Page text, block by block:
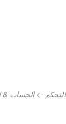
-> الحساب &